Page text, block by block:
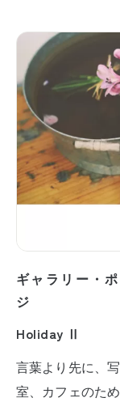
ギャラリー・
ジ
Holiday Ⅱ
言葉より先に、
室、カフェのた